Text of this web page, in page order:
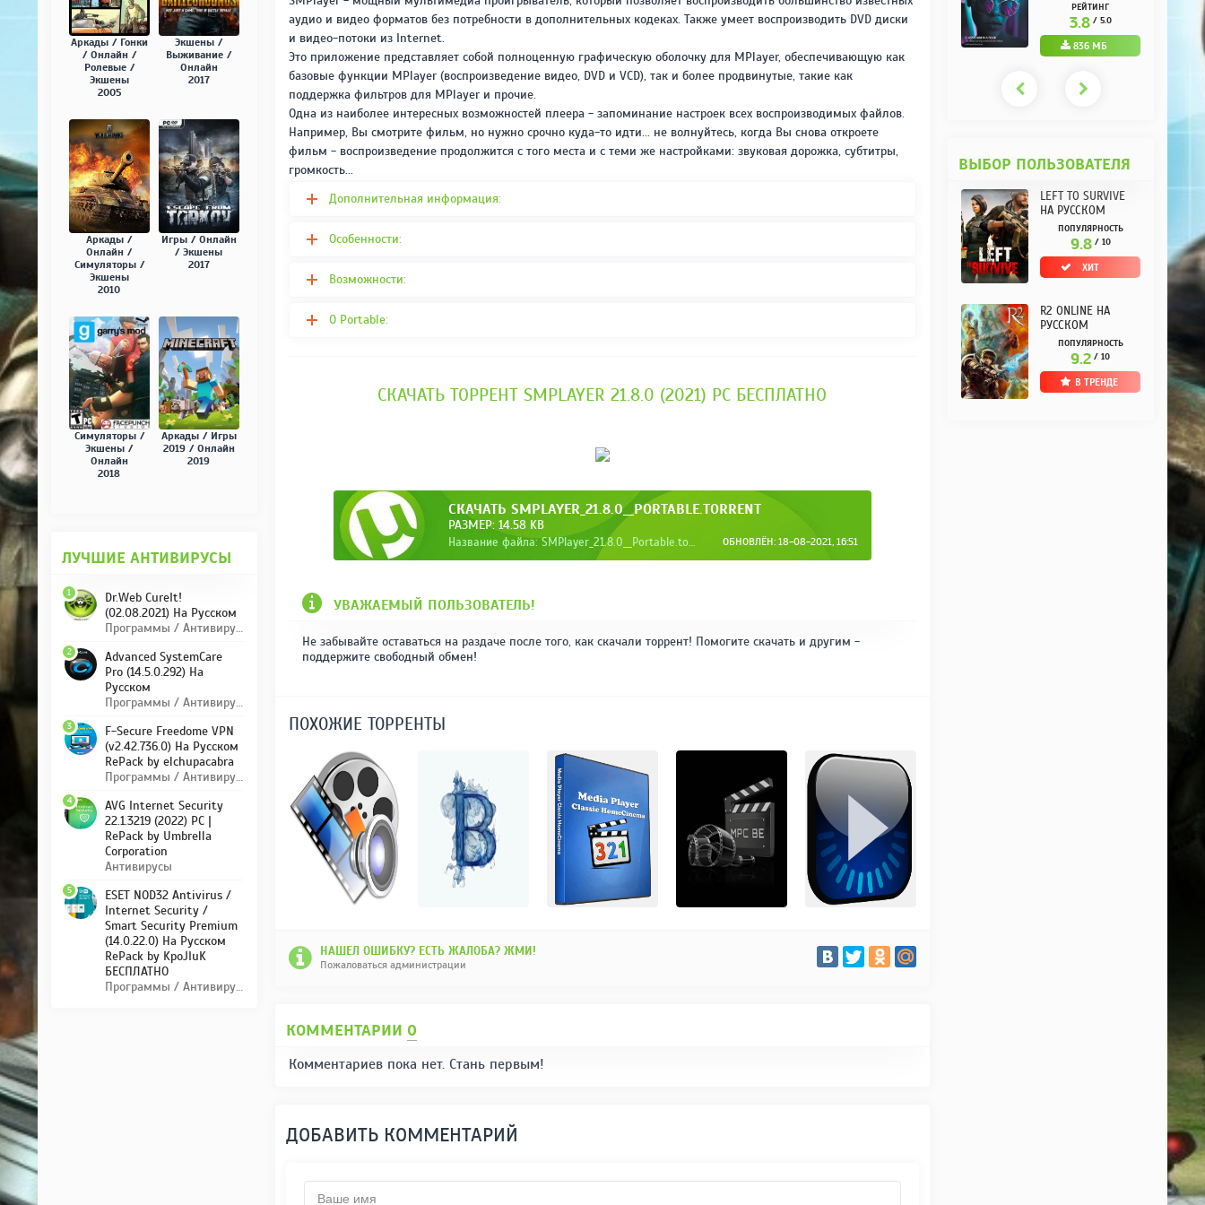
аудио и видео форматов без потребности в дополнительных кодеках. Также умеет воспроизводить DVD диски
и видео-потоки из Internet.
Это приложение представляет собой полноценную графическую оболочку для MPlayer, обеспечивающую как
базовые функции MPlayer (воспроизведение видео, DVD и VCD), так и более продвинутые, такие как
поддержка фильтров для MPlayer и прочие.
Одна из наиболее интересных возможностей плеера - запоминание настроек всех воспроизводимых файлов.
Например, Вы смотрите фильм, но нужно срочно куда-то идти... не волнуйтесь, когда Вы снова откроете
фильм - воспроизведение продолжится с того места и с теми же настройками: звуковая дорожка, субтитры,
громкость...
Дополнительная информация:
Особенности:
Возможности:
О Portable:
СКАЧАТЬ ТОРРЕНТ SMPLAYER 21.8.0 (2021) PC БЕСПЛАТНО
СКАЧАТЬ SMPLAYER_21.8.0__PORTABLE.TORRENT
РАЗМЕР: 14.58 KB
ОБНОВЛЁН: 18-08-2021, 16:51
Название файла: SMPlayer_21.8.0__Portable.torrent
УВАЖАЕМЫЙ ПОЛЬЗОВАТЕЛЬ!
Не забывайте оставаться на раздаче после того, как скачали торрент! Помогите скачать и другим -
поддержите свободный обмен!
ПОХОЖИЕ ТОРРЕНТЫ
НАШЕЛ ОШИБКУ? ЕСТЬ ЖАЛОБА? ЖМИ!
Пожаловаться администрации
КОММЕНТАРИИ 0
Комментариев пока нет. Стань первым!
ДОБАВИТЬ КОММЕНТАРИЙ
Аркады / Гонки
/ Онлайн /
Ролевые /
Экшены
2005
Экшены /
Выживание /
Онлайн
2017
Аркады /
Онлайн /
Симуляторы /
Экшены
2010
Игры / Онлайн
/ Экшены
2017
Симуляторы /
Экшены /
Онлайн
2018
Аркады / Игры
2019 / Онлайн
2019
ЛУЧШИЕ АНТИВИРУСЫ
Dr.Web CureIt!
(02.08.2021) На Русском
Программы / Антивирусы
1
Advanced SystemCare
Pro (14.5.0.292) На
Русском
Программы / Антивирусы
2
F-Secure Freedome VPN
(v2.42.736.0) На Русском
RePack by elchupacabra
Программы / Антивирусы
3
AVG Internet Security
22.1.3219 (2022) PC |
RePack by Umbrella
Corporation
Антивирусы
4
ESET NOD32 Antivirus /
Internet Security /
Smart Security Premium
(14.0.22.0) На Русском
RePack by KpoJIuK
БЕСПЛАТНО
Программы / Антивирусы
5
REPACK ОТ D!AKOV
РЕЙТИНГ
3.4/ 5.0
РУССКОМ REPACK
ОТ KPOJIUK
РЕЙТИНГ
3.7
(10.3.0.10) НА
РУССКОМ REPACK
ОТ KPOJIUK
РЕЙТИНГ
3.8 / 5.0
836 МБ
ВЫБОР ПОЛЬЗОВАТЕЛЯ
LEFT TO SURVIVE
НА РУССКОМ
ПОПУЛЯРНОСТЬ
9.8 / 10
ХИТ
R2 ONLINE НА
РУССКОМ
ПОПУЛЯРНОСТЬ
9.2 / 10
В ТРЕНДЕ